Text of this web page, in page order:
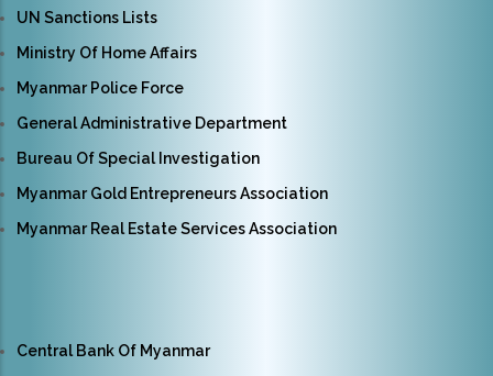
UN Sanctions Lists
Ministry Of Home Affairs
Myanmar Police Force
General Administrative Department
Bureau Of Special Investigation
Myanmar Gold Entrepreneurs Association
Myanmar Real Estate Services Association
Central Bank Of Myanmar